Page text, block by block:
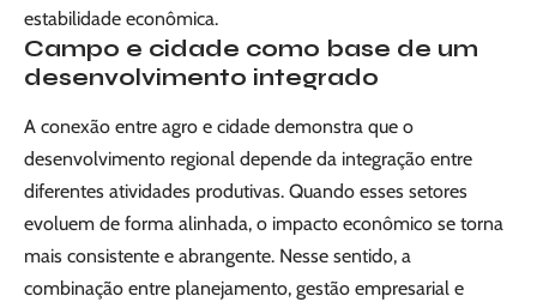
estabilidade econômica.
Campo e cidade como base de um
desenvolvimento integrado
A conexão entre agro e cidade demonstra que o
desenvolvimento regional depende da integração entre
diferentes atividades produtivas. Quando esses setores
evoluem de forma alinhada, o impacto econômico se torna
mais consistente e abrangente. Nesse sentido, a
combinação entre planejamento, gestão empresarial e